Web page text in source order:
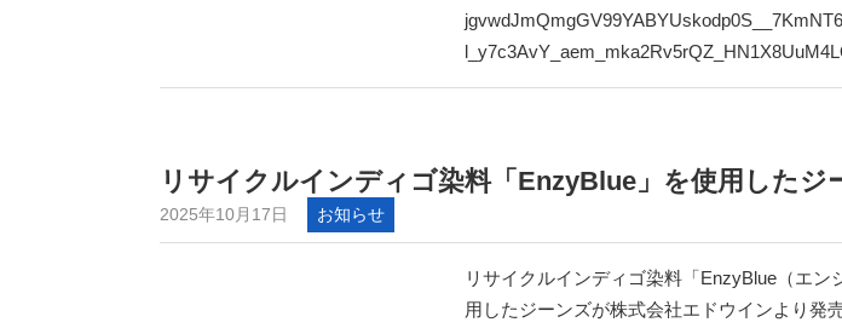
リサイクルインディゴ染料「EnzyBlue」を使用したジ
2025年10月17日 お知らせ
リサイクルインディゴ染料「EnzyBlue（エン
用したジーンズが株式会社エドウインより発